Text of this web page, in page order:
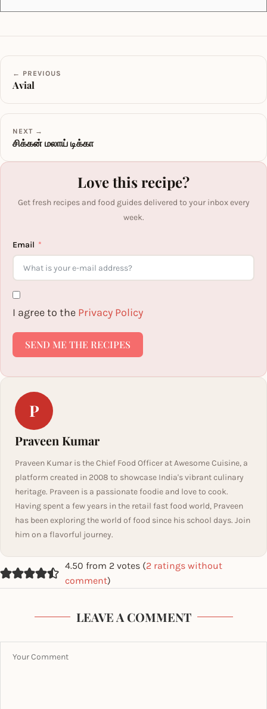
← PREVIOUS
Avial
NEXT →
சிக்கன் மலாய் டிக்கா
Love this recipe?
Get fresh recipes and food guides delivered to your inbox every
week.
Email
I agree to the Privacy Policy
SEND ME THE RECIPES
P
Praveen Kumar
Praveen Kumar is the Chief Food Officer at Awesome Cuisine, a
platform created in 2008 to showcase India's vibrant culinary
heritage. Praveen is a passionate foodie and love to cook.
Having spent a few years in the retail fast food world, Praveen
has been exploring the world of food since his school days. Join
him on a flavorful journey.
4.50 from 2 votes (2 ratings without
comment)
LEAVE A COMMENT